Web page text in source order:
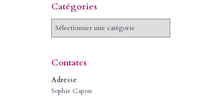
Catégories
C
g
o
r
Contatcs
Adresse
Sophie Capon